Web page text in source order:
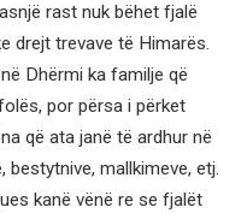
rast nuk bëhet fjalë
drejt trevave të Himarës.
Dhërmi ka familje që
por përsa i përket
që ata janë të ardhur në
bestytnive, mallkimeve, etj.
kanë vënë re se fjalët